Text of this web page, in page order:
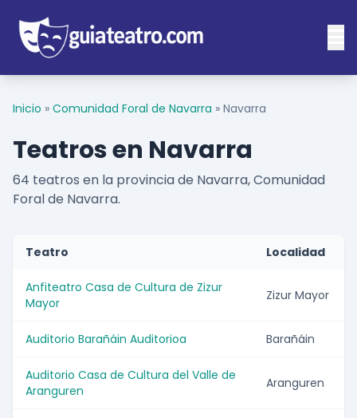
Inicio » Comunidad Foral de Navarra » Navarra
Teatros en Navarra
64 teatros en la provincia de Navarra, Comunidad
Foral de Navarra.
Teatro Localidad
Anfiteatro Casa de Cultura de Zizur
Mayor
Zizur Mayor
Auditorio Barañáin Auditorioa Barañáin
Auditorio Casa de Cultura del Valle de
Aranguren
Aranguren